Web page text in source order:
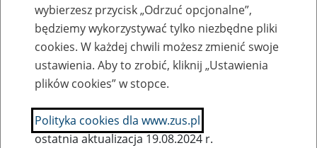
Nazwa zakładu pracy:
SZUKAJ
wybierzesz przycisk „Odrzuć opcjonalne”,
będziemy wykorzystywać tylko niezbędne pliki
cookies. W każdej chwili możesz zmienić swoje
ustawienia. Aby to zrobić, kliknij „Ustawienia
plików cookies” w stopce.
Polityka cookies dla www.zus.pl
ostatnia aktualizacja 19.08.2024 r.